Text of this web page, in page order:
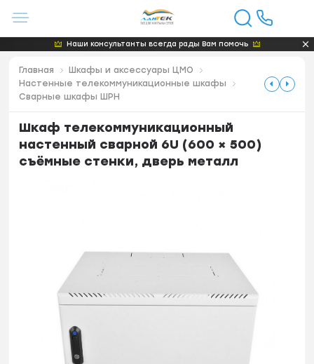
Наши консультанты всегда рады Вам помочь
Главная
Шкафы и аксессуары ЦМО
Настенные телекоммуникационные шкафы
Сварные шкафы ШРН
Шкаф телекоммуникационный
настенный сварной 6U (600 × 500)
съёмные стенки, дверь металл